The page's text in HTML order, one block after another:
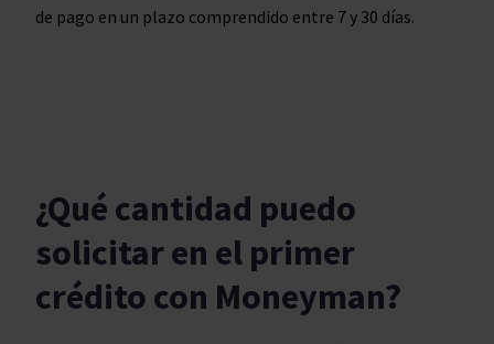
de pago en un plazo comprendido entre 7 y 30 días.
¿Qué cantidad puedo
solicitar en el primer
crédito con Moneyman?